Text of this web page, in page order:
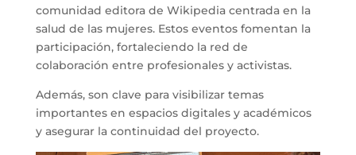
comunidad editora de Wikipedia centrada en la
salud de las mujeres. Estos eventos fomentan la
participación, fortaleciendo la red de
colaboración entre profesionales y activistas.
Además, son clave para visibilizar temas
importantes en espacios digitales y académicos
y asegurar la continuidad del proyecto.